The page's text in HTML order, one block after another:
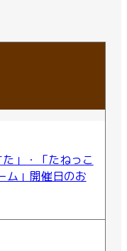
」・「たねっこ
ム」開催日のお